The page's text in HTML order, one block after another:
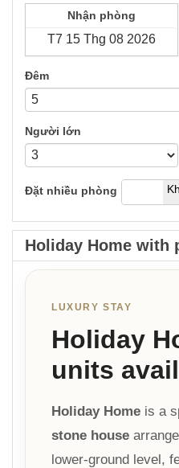
Nhận phòng
Đêm
Người lớn
Đặt nhiều phòng
có
Holiday Home with
LUXURY STAY
Holiday
units
Holiday Home is a
stone house
lower-ground level,